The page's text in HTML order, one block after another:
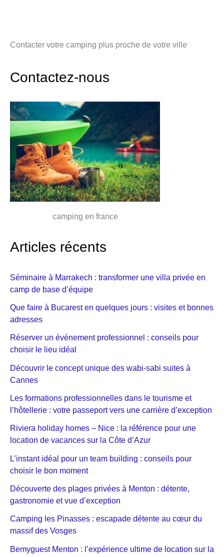
Contacter votre camping plus proche de votre ville
Contactez-nous
camping en france
Articles récents
Séminaire à Marrakech : transformer une villa privée en
camp de base d’équipe
Que faire à Bucarest en quelques jours : visites et bonnes
adresses
Réserver un événement professionnel : conseils pour
choisir le lieu idéal
Découvrir le concept unique des wabi-sabi suites à
Cannes
Les formations professionnelles dans le tourisme et
l’hôtellerie : votre passeport vers une carrière d’exception
Riviera holiday homes – Nice : la référence pour une
location de vacances sur la Côte d’Azur
L’instant idéal pour un team building : conseils pour
choisir le bon moment
Découverte des plages privées à Menton : détente,
gastronomie et vue d’exception
Camping les Pinasses : escapade détente au cœur du
massif des Vosges
Bemyguest Menton : l’expérience ultime de location sur la